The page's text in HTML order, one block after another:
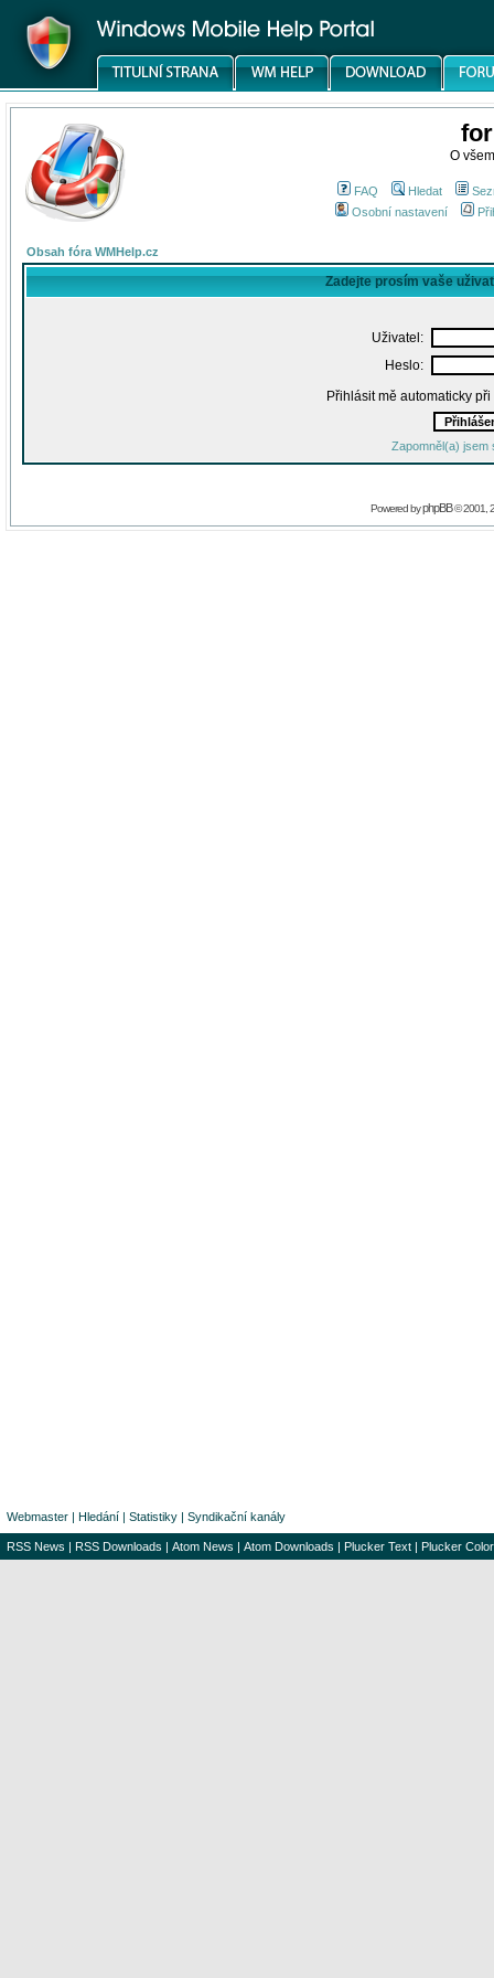
O
FAQ Hledat
Osobní nastavení
Obsah fóra WMHelp.cz
Zadejte prosím vaše
Uživatel:
Heslo:
Přihlásit mě automaticky
Zapomněl(a) jsem
Powered byphpBB© 2001,
Webmaster | Hledání | Statistiky | Syndikační kanály
RSS News | RSS Downloads | Atom News | Atom Downloads | Plucker Text | Plucker Color